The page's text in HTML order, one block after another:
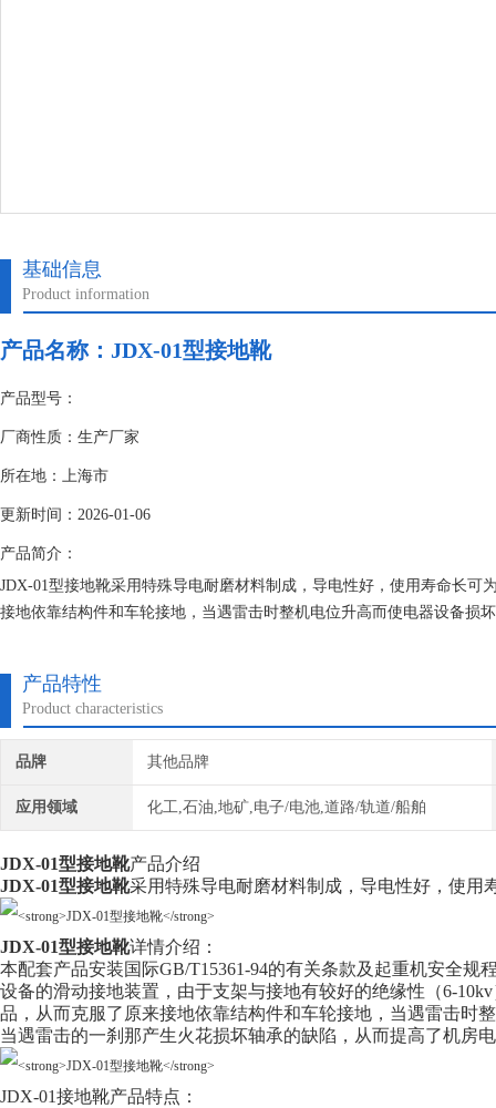
基础信息
Product information
产品名称： JDX-01型接地靴
产品型号：
厂商性质：生产厂家
所在地：上海市
更新时间：2026-01-06
产品简介：
JDX-01型接地靴采用特殊导电耐磨材料制成，导电性好，使用寿命长
接地依靠结构件和车轮接地，当遇雷击时整机电位升高而使电器设备损
产品特性
Product characteristics
品牌 其他品牌
应用领域 化工,石油,地矿,电子/电池,道路/轨道/船舶
JDX-01型接地靴产品介绍
JDX-01型接地靴采用特殊导电耐磨材料制成，导电性好，使用
JDX-01型接地靴详情介绍：
本配套产品安装国际GB/T15361-94的有关条款及起重机安全
设备的滑动接地装置，由于支架与接地有较好的绝缘性（6-
品，从而克服了原来接地依靠结构件和车轮接地，当遇雷击时
当遇雷击的一刹那产生火花损坏轴承的缺陷，从而提高了机房
JDX-01接地靴产品特点：